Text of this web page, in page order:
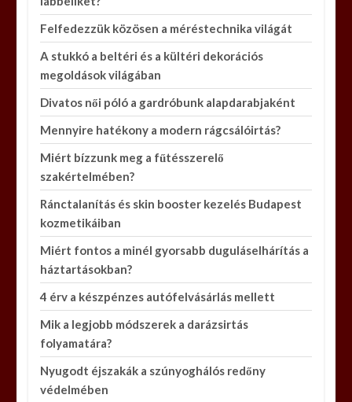
Felfedezzük közösen a méréstechnika világát
A stukkó a beltéri és a kültéri dekorációs
megoldások világában
Divatos női póló a gardróbunk alapdarabjaként
Mennyire hatékony a modern rágcsálóirtás?
Miért bízzunk meg a fűtésszerelő
szakértelmében?
Ránctalanítás és skin booster kezelés Budapest
kozmetikáiban
Miért fontos a minél gyorsabb duguláselhárítás a
háztartásokban?
4 érv a készpénzes autófelvásárlás mellett
Mik a legjobb módszerek a darázsirtás
folyamatára?
Nyugodt éjszakák a szúnyoghálós redőny
védelmében